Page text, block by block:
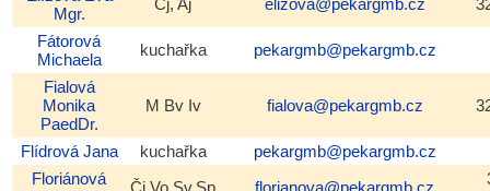
Mgr.
Čj, Aj elizova@pekargmb.cz
Fátorová
Michaela
kuchařka
pekargmb@pekargmb.cz
Fialová
Monika
PaedDr.
M Bv Iv fialova@pekargmb.cz
Flídrová Jana kuchařka
pekargmb@pekargmb.cz
Floriánová